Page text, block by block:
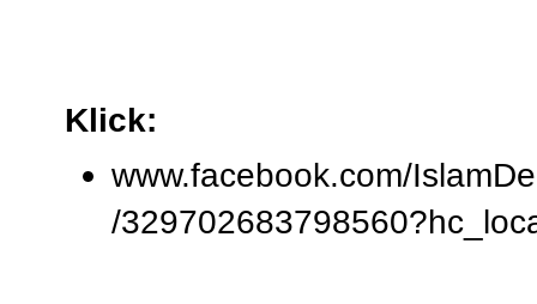
Klick:
www.facebook.com/
/